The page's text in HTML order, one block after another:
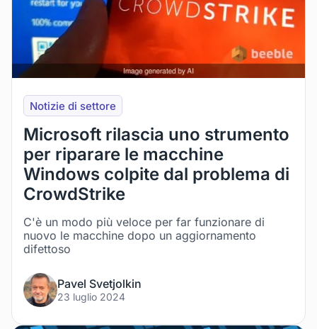
Notizie di settore
Microsoft rilascia uno strumento
per riparare le macchine
Windows colpite dal problema di
CrowdStrike
C'è un modo più veloce per far funzionare di
nuovo le macchine dopo un aggiornamento
difettoso
Pavel Svetjolkin
23 luglio 2024